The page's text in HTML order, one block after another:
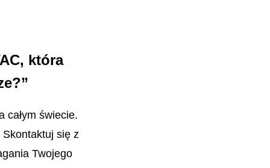
która
całym świecie.
się z
Twojego